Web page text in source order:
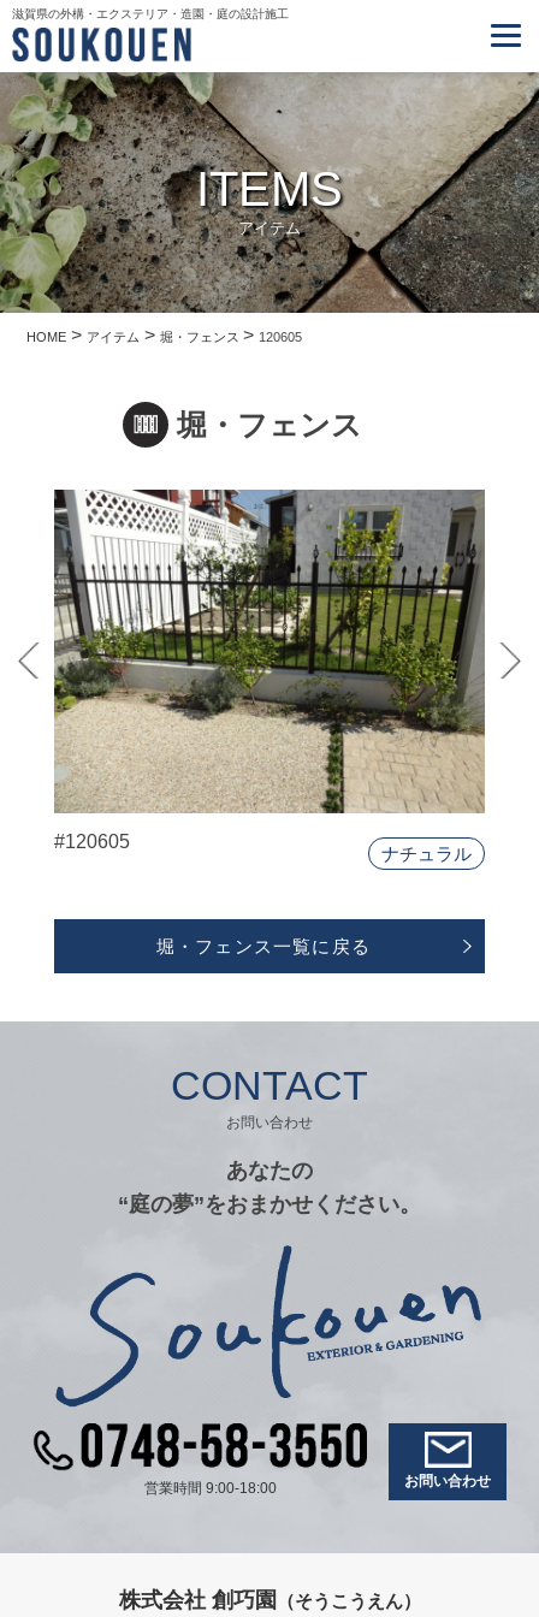
滋賀県の外構・エクステリア・造園・庭の設計施工
ITEMS
アイテム
HOME > アイテム >堀・フェンス> 120605
堀・フェンス
#120605
ナチュラル
堀・フェンス一覧に戻る
CONTACT
お問い合わせ
あなたの
“庭の夢”をおまかせください。
営業時間 9:00-18:00 お問い合わせ
株式会社 創巧園 （そうこうえん）